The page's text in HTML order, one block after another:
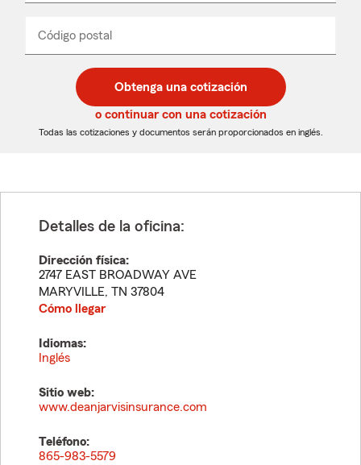
desplegable
Código postal
de
5
dígitos
de
5
dígitos
_____
Obtenga una cotización
o continuar con una cotización
Todas las cotizaciones y documentos serán proporcionados en inglés.
Detalles de la oficina:
Dirección física:
2747 EAST BROADWAY AVE
MARYVILLE, TN 37804
Cómo llegar
Idiomas:
Inglés
Sitio web:
www.deanjarvisinsurance.com
Teléfono:
865-983-5579